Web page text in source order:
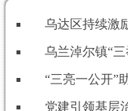
乌达区持续激
乌兰淖尔镇“
“三亮一公开”
党建引领基层